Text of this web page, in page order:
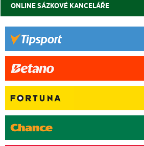
ONLINE SÁZKOVÉ KANCELÁŘE